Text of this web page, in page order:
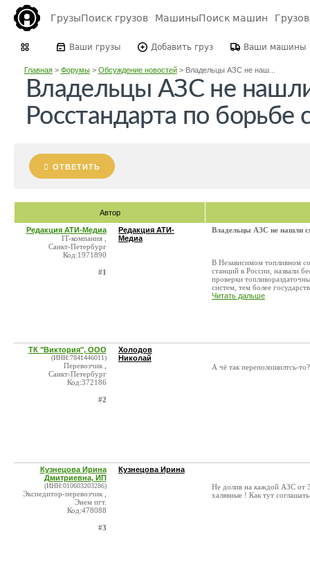
ГрузыПоиск грузов МашиныПоиск машин
Ваши грузы Добавить груз Ваши машины
Главная> Форумы> Обсуждение новостей> Владельцы АЗС не наш...
Владельцы АЗС не
Росстандарта по борьбе
ОТВЕТИТЬ
Автор
Редакция АТИ-Медиа
IT-компания ,
Санкт-Петербург
Код:1971890
#1
Редакция АТИ-
Медиа
Владельцы АЗС не нашли
В Независимом топливном
станций в России, назвали
проверки
систем, тем более
Читать дальше
ТК "Виктория", ООО
(ИНН:7841446011)
Перевозчик ,
Санкт-Петербург
Код:372186
#2
Холодов
Николай
А чё так переполошилтсь-то?
Кузнецова Ирина
Дмитриевна, ИП
(ИНН:010603203286)
Экспедитор-перевозчик ,
Энем пгт.
Код:478088
#3
Кузнецова Ирина
Не долив на каждой АЗС от
халявные ! Как тут